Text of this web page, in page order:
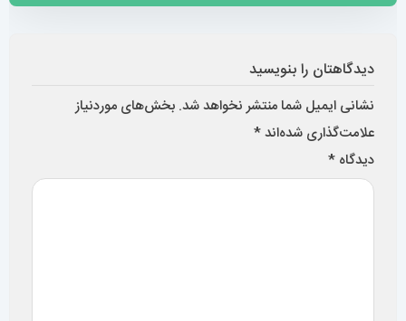
دیدگاهتان را بنویسید
نشانی ایمیل شما منتشر نخواهد شد. بخش‌های موردنیاز
علامت‌گذاری شده‌اند*
دیدگاه *